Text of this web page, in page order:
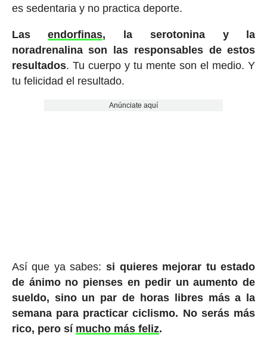
es sedentaria y no practica deporte.
Lasendorfinas, la serotonina y la
noradrenalina son las responsables de estos
resultados. Tu cuerpo y tu mente son el medio. Y
tu felicidad el resultado.
Anúnciate aquí
Así que ya sabes: si quieres mejorar tu estado
de ánimo no pienses en pedir un aumento de
sueldo, sino un par de horas libres más a la
semana para practicar ciclismo. No serás más
rico, pero sí mucho más feliz.